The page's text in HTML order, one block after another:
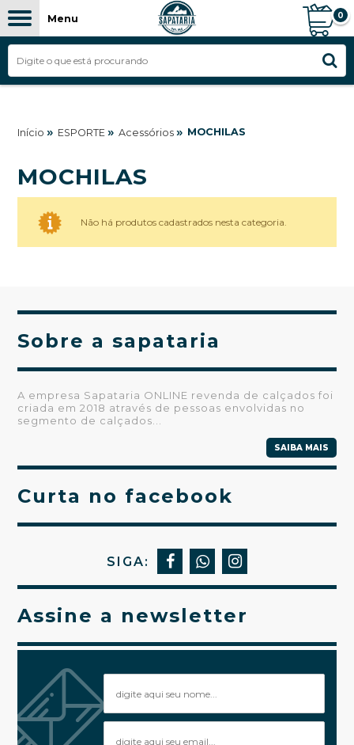
Menu 0
Início » ESPORTE » Acessórios » MOCHILAS
MOCHILAS
Não há produtos cadastrados nesta categoria.
Sobre a sapataria
A empresa Sapataria ONLINE revenda de calçados foi
criada em 2018 através de pessoas envolvidas no
segmento de calçados...
SAIBA MAIS
Curta no facebook
SIGA:
Assine a newsletter